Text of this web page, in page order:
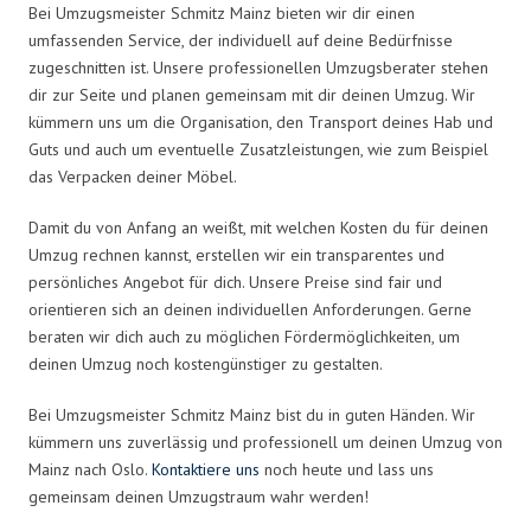
Bei Umzugsmeister Schmitz Mainz bieten wir dir einen
umfassenden Service, der individuell auf deine Bedürfnisse
zugeschnitten ist. Unsere professionellen Umzugsberater stehen
dir zur Seite und planen gemeinsam mit dir deinen Umzug. Wir
kümmern uns um die Organisation, den Transport deines Hab und
Guts und auch um eventuelle Zusatzleistungen, wie zum Beispiel
das Verpacken deiner Möbel.
Damit du von Anfang an weißt, mit welchen Kosten du für deinen
Umzug rechnen kannst, erstellen wir ein transparentes und
persönliches Angebot für dich. Unsere Preise sind fair und
orientieren sich an deinen individuellen Anforderungen. Gerne
beraten wir dich auch zu möglichen Fördermöglichkeiten, um
deinen Umzug noch kostengünstiger zu gestalten.
Bei Umzugsmeister Schmitz Mainz bist du in guten Händen. Wir
kümmern uns zuverlässig und professionell um deinen Umzug von
Mainz nach Oslo. Kontaktiere uns noch heute und lass uns
gemeinsam deinen Umzugstraum wahr werden!